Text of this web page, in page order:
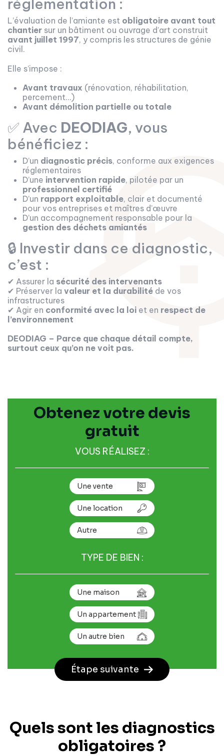
réglementation :
L’évaluation de l’amiante est obligatoire avant tout
chantier sur un bâtiment ou ouvrage d’art construit
avant juillet 1997, y compris les structures de génie
civil.
Elle s’impose :
Avant travaux (rénovation, réhabilitation,
percement…)
Avant démolition partielle ou totale
✅ Avec DEODIAG, vous
bénéficiez :
D’un diagnostic précis, conforme aux exigences
réglementaires
D’une intervention rapide, pilotée par un
professionnel certifié
D’un rapport exploitable, clair et documenté
pour vos entreprises et maîtres d’œuvre
D’un accompagnement responsable pour la
gestion des déchets amiantés
🔒 Investir dans ce diagnostic,
c’est :
✔ Assurer la sécurité des intervenants
✔ Préserver la valeur et la durabilité de vos
infrastructures
✔ Agir en conformité avec la loi et en respect de
l’environnement
DEODIAG – Parce que chaque détail compte,
surtout ceux qu’on ne voit pas.
Obtenez votre devis
gratuit
VOUS RÉALISEZ :
Une vente
Une location
Autre
TYPE DE BIEN :
Une maison
Un appartement
Un autre bien
Étape suivante
Quels sont les diagnostics
obligatoires ?